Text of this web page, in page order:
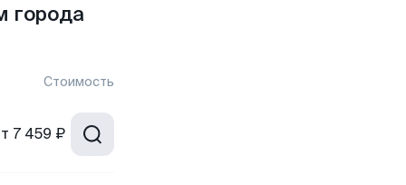
города
Стоимость
7 459 ₽